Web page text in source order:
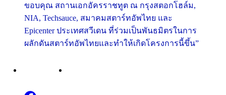
ขอบคุณ สถานเอกอัครราชทูต ณ กรุงสตอกโฮล์ม,
NIA, Techsauce, สมาคมสตาร์ทอัพไทย และ
Epicenter ประเทศสวีเดน ที่ร่วมเป็นพันธมิตรในการ
ผลักดันสตาร์ทอัพไทยและทำให้เกิดโครงการนี้ขึ้น”